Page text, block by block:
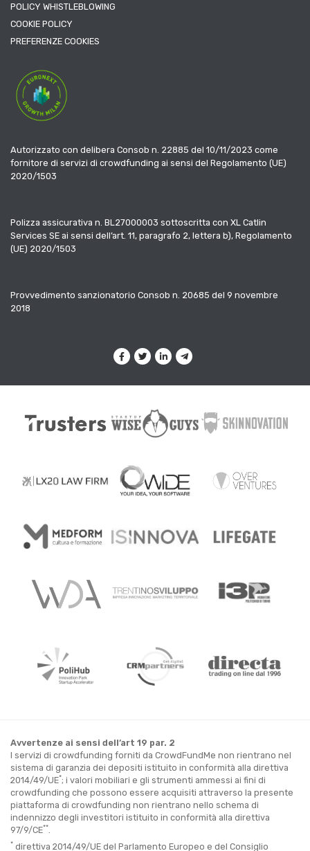
POLICY WHISTLEBLOWING
COOKIE POLICY
PREFERENZE COOKIES
Autorizzato con delibera Consob n. 22885 del 10/11/2023 come
fornitore di servizi di crowdfunding ai sensi del Regolamento (UE)
2020/1503
Polizza assicurativa n. BL27000003 sottoscritta con XL Catlin
Services SE ai sensi dell’art. 11, paragrafo 2, lettera b), Regolamento
(UE) 2020/1503
Provvedimento sanzionatorio Consob n. 20685 del 9 novembre
2018
Avvertenze ai sensi dell’art 19 par. 2
I servizi di crowdfunding forniti da CrowdFundMe non rientrano nel
sistema di garanzia dei depositi istituito in conformità alla direttiva
2014/49/UE*; i valori mobiliari e gli strumenti ammessi ai fini di
crowdfunding che possono essere acquisiti attraverso la presente
piattaforma di crowdfunding non rientrano nello schema di
indennizzo degli investitori istituito in conformità alla direttiva
97/9/CE**
* direttiva 2014/49/UE del Parlamento Europeo e del Consiglio